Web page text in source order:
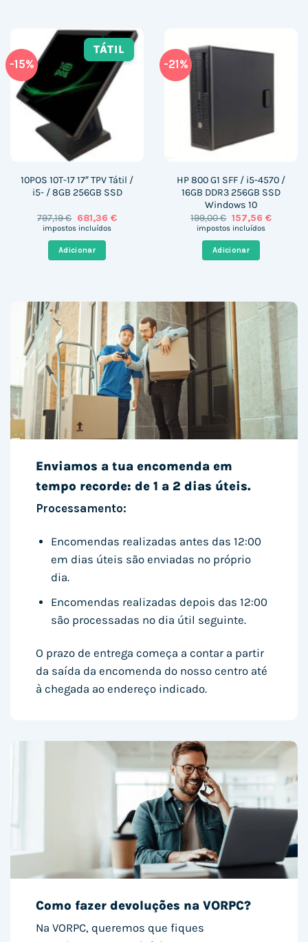
-15%
TÁTIL
10POS 10T-17 17″ TPV Tátil /
i5- / 8GB 256GB SSD
797,19€ O
preço
era:
797,19 €.
681,36 €O
impostos incluídos
Adicionar
-21%
HP 800 G1 SFF / i5-4570 /
16GB DDR3 256GB SSD
Windows 10
199,00€ O
preço
era:
199,00 €.
157,56 €O
impostos incluídos
Adicionar
Enviamos a tua encomenda em
tempo recorde: de 1 a 2 dias úteis.
Processamento:
Encomendas realizadas antes das 12:00
em dias úteis são enviadas no próprio
dia.
Encomendas realizadas depois das 12:00
são processadas no dia útil seguinte.
O prazo de entrega começa a contar a partir
da saída da encomenda do nosso centro até
à chegada ao endereço indicado.
Como fazer devoluções na VORPC?
Na VORPC, queremos que fiques